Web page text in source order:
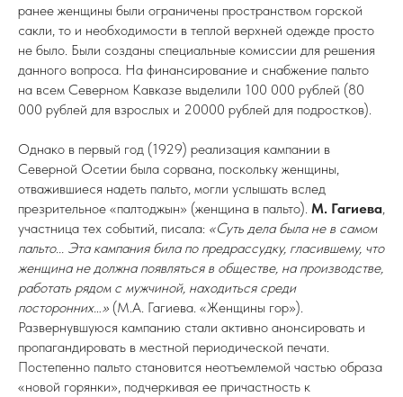
ранее женщины были ограничены пространством горской
сакли, то и необходимости в теплой верхней одежде просто
не было. Были созданы специальные комиссии для решения
данного вопроса. На финансирование и снабжение пальто
на всем Северном Кавказе выделили 100 000 рублей (80
000 рублей для взрослых и 20000 рублей для подростков).
Однако в первый год (1929) реализация кампании в
Северной Осетии была сорвана, поскольку женщины,
отважившиеся надеть пальто, могли услышать вслед
презрительное «палтоджын» (женщина в пальто). М. Гагиева,
участница тех событий, писала: «Суть дела была не в самом
пальто... Эта кампания била по предрассудку, гласившему, что
женщина не должна появляться в обществе, на производстве,
работать рядом с мужчиной, находиться среди
посторонних…» (М.А. Гагиева. «Женщины гор»).
Развернувшуюся кампанию стали активно анонсировать и
пропагандировать в местной периодической печати.
Постепенно пальто становится неотъемлемой частью образа
«новой горянки», подчеркивая ее причастность к